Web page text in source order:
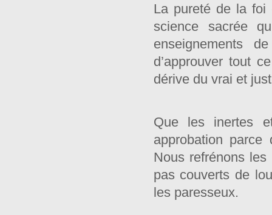
La pureté de la foi
science sacrée
enseignements
d’approuver tout
dérive du vrai et
Que les inertes
approbation
Nous refrénons
pas couverts de
les paresseux.